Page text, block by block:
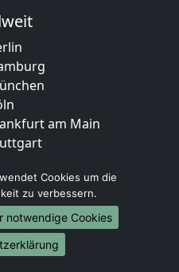
am Main
Cookies um die
zu verbessern.
notwendige Cookies